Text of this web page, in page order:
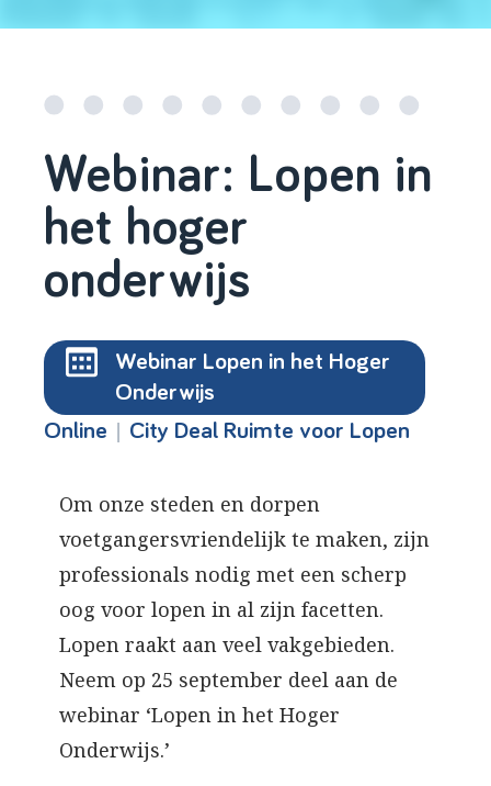
Webinar: Lopen in
het hoger
onderwijs
Webinar Lopen in het Hoger
Onderwijs
Online | City Deal Ruimte voor Lopen
Om onze steden en dorpen
voetgangersvriendelijk te maken, zijn
professionals nodig met een scherp
oog voor lopen in al zijn facetten.
Lopen raakt aan veel vakgebieden.
Neem op 25 september deel aan de
webinar ‘Lopen in het Hoger
Onderwijs.’